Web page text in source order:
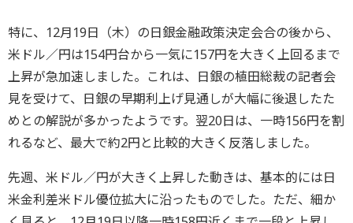
特に、12月19日（木）の日銀金融政策決定会合の後から、
米ドル／円は154円台から一気に157円を大きく上回るまで
上昇が急加速しました。これは、日銀の植田総裁の記者会
見を受けて、日銀の早期利上げ見通しが大幅に後退したた
めとの解説が多かったようです。翌20日は、一時156円を割
れるなど、最大で約2円と比較的大きく反落しました。
先週、米ドル／円が大きく上昇した動きは、基本的には日
米金利差米ドル優位拡大に沿ったものでした。ただ、細か